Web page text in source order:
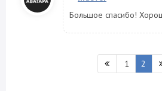
Большое спасибо!
1 2